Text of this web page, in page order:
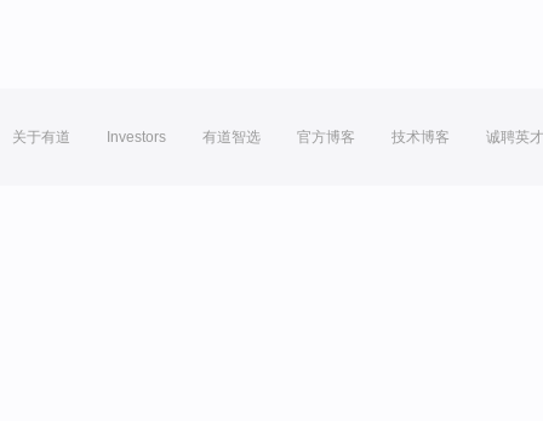
关于有道 Investors 有道智选 官方博客 技术博客 诚聘英才